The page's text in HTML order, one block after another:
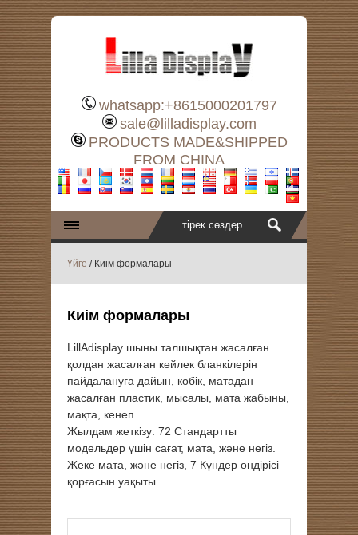
whatsapp:+8615000201797
sale@lilladisplay.com
PRODUCTS MADE&SHIPPED
FROM CHINA
Үйге / Киім формалары
Киім формалары
LillAdisplay шыны талшықтан жасалған
қолдан жасалған көйлек бланкілерін
пайдалануға дайын, көбік, матадан
жасалған пластик, мысалы, мата жабыны,
мақта, кенеп.
Жылдам жеткізу: 72 Стандартты
модельдер үшін сағат, мата, және негіз.
Жеке мата, және негіз, 7 Күндер өндірісі
қорғасын уақыты.